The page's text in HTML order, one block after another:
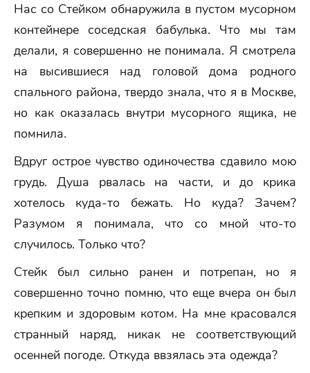
Нас со Стейком обнаружила в пустом мусорном
контейнере соседская бабулька. Что мы там
делали, я совершенно не понимала. Я смотрела
на высившиеся над головой дома родного
спального района, твердо знала, что я в Москве,
но как оказалась внутри мусорного ящика, не
помнила.
Вдруг острое чувство одиночества сдавило мою
грудь. Душа рвалась на части, и до крика
хотелось куда-то бежать. Но куда? Зачем?
Разумом я понимала, что со мной что-то
случилось. Только что?
Стейк был сильно ранен и потрепан, но я
совершенно точно помню, что еще вчера он был
крепким и здоровым котом. На мне красовался
странный наряд, никак не соответствующий
осенней погоде. Откуда ввзялась эта одежда?